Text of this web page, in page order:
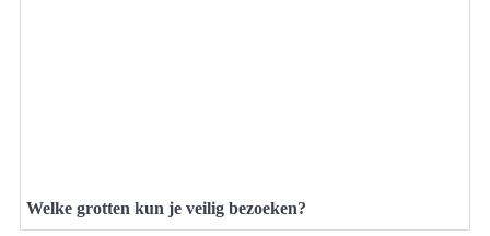
Welke grotten kun je veilig bezoeken?